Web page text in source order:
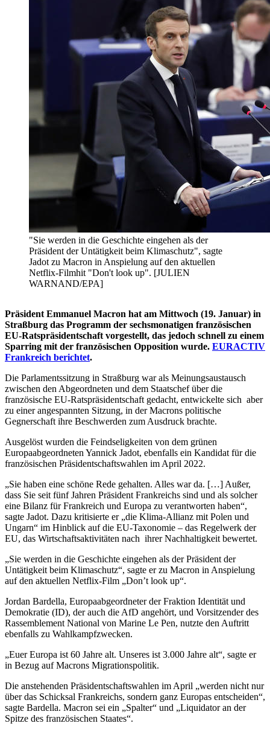
"Sie werden in die Geschichte eingehen als der
Präsident der Untätigkeit beim Klimaschutz", sagte
Jadot zu Macron in Anspielung auf den aktuellen
Netflix-Filmhit "Don't look up". [JULIEN
WARNAND/EPA]
Präsident Emmanuel Macron hat am Mittwoch (19. Januar) in
Straßburg das Programm der sechsmonatigen französischen
EU-Ratspräsidentschaft vorgestellt, das jedoch schnell zu einem
Sparring mit der französischen Opposition wurde. EURACTIV
Frankreich berichtet.
Die Parlamentssitzung in Straßburg war als Meinungsaustausch
zwischen den Abgeordneten und dem Staatschef über die
französische EU-Ratspräsidentschaft gedacht, entwickelte sich aber
zu einer angespannten Sitzung, in der Macrons politische
Gegnerschaft ihre Beschwerden zum Ausdruck brachte.
Ausgelöst wurden die Feindseligkeiten von dem grünen
Europaabgeordneten Yannick Jadot, ebenfalls ein Kandidat für die
französischen Präsidentschaftswahlen im April 2022.
„Sie haben eine schöne Rede gehalten. Alles war da. […] Außer,
dass Sie seit fünf Jahren Präsident Frankreichs sind und als solcher
eine Bilanz für Frankreich und Europa zu verantworten haben“,
sagte Jadot. Dazu kritisierte er „die Klima-Allianz mit Polen und
Ungarn“ im Hinblick auf die EU-Taxonomie – das Regelwerk der
EU, das Wirtschaftsaktivitäten nach ihrer Nachhaltigkeit bewertet.
„Sie werden in die Geschichte eingehen als der Präsident der
Untätigkeit beim Klimaschutz“, sagte er zu Macron in Anspielung
auf den aktuellen Netflix-Film „Don’t look up“.
Jordan Bardella, Europaabgeordneter der Fraktion Identität und
Demokratie (ID), der auch die AfD angehört, und Vorsitzender des
Rassemblement National von Marine Le Pen, nutzte den Auftritt
ebenfalls zu Wahlkampfzwecken.
„Euer Europa ist 60 Jahre alt. Unseres ist 3.000 Jahre alt“, sagte er
in Bezug auf Macrons Migrationspolitik.
Die anstehenden Präsidentschaftswahlen im April „werden nicht nur
über das Schicksal Frankreichs, sondern ganz Europas entscheiden“,
sagte Bardella. Macron sei ein „Spalter“ und „Liquidator an der
Spitze des französischen Staates“.